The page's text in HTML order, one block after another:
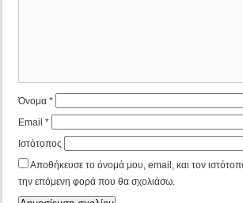
Όνομα *
Email *
Ιστότοπος
Αποθήκευσε το όνομά μου, email, και τον
την επόμενη φορά που θα σχολιάσω.